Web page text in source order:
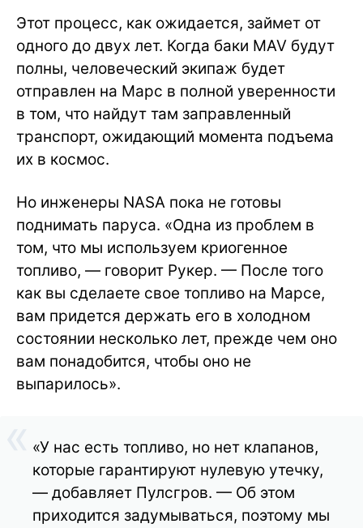
Этот процесс, как ожидается, займет от
одного до двух лет. Когда баки MAV будут
полны, человеческий экипаж будет
отправлен на Марс в полной уверенности
в том, что найдут там заправленный
транспорт, ожидающий момента подъема
их в космос.
Но инженеры NASA пока не готовы
поднимать паруса. «Одна из проблем в
том, что мы используем криогенное
топливо, — говорит Рукер. — После того
как вы сделаете свое топливо на Марсе,
вам придется держать его в холодном
состоянии несколько лет, прежде чем оно
вам понадобится, чтобы оно не
выпарилось».
«У нас есть топливо, но нет клапанов,
которые гарантируют нулевую утечку,
— добавляет Пулсгров. — Об этом
приходится задумываться, поэтому мы